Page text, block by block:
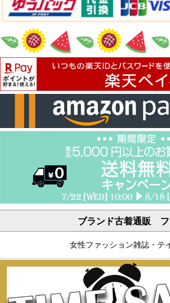
ブランド古着通販 フ
女性ファッション雑誌・テ